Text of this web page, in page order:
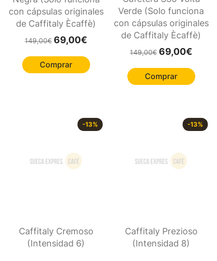
con cápsulas originales
de Caffitaly Ècaffè)
149,00€ El precio original era: 149,00€.
69,00€ El precio actual es: 69,00€.
Comprar
Verde (Solo funciona
con cápsulas originales
de Caffitaly Ècaffè)
149,00€ El precio original
69,00€
Comprar
-13%
Caffitaly Cremoso
(Intensidad 6)
-13%
Caffitaly Prezioso
(Intensidad 8)